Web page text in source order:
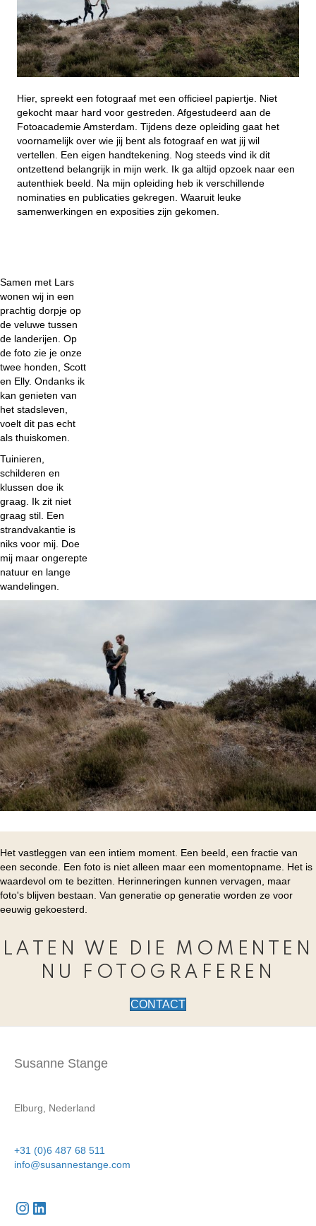
Hier, spreekt een fotograaf met een officieel papiertje. Niet
gekocht maar hard voor gestreden. Afgestudeerd aan de
Fotoacademie Amsterdam. Tijdens deze opleiding gaat het
voornamelijk over wie jij bent als fotograaf en wat jij wil
vertellen. Een eigen handtekening. Nog steeds vind ik dit
ontzettend belangrijk in mijn werk. Ik ga altijd opzoek naar een
autenthiek beeld. Na mijn opleiding heb ik verschillende
nominaties en publicaties gekregen. Waaruit leuke
samenwerkingen en exposities zijn gekomen.
Samen met Lars
wonen wij in een
prachtig dorpje op
de veluwe tussen
de landerijen. Op
de foto zie je onze
twee honden, Scott
en Elly. Ondanks ik
kan genieten van
het stadsleven,
voelt dit pas echt
als thuiskomen.
Tuinieren,
schilderen en
klussen doe ik
graag. Ik zit niet
graag stil. Een
strandvakantie is
niks voor mij. Doe
mij maar ongerepte
natuur en lange
wandelingen.
Het vastleggen van een intiem moment. Een beeld, een fractie van
een seconde. Een foto is niet alleen maar een momentopname. Het is
waardevol om te bezitten. Herinneringen kunnen vervagen, maar
foto's blijven bestaan. Van generatie op generatie worden ze voor
eeuwig gekoesterd.
LATEN WE DIE MOMENTEN
NU FOTOGRAFEREN
CONTACT
Susanne Stange
Elburg, Nederland
+31 (0)6 487 68 511
info@susannestange.com
Instagram
LinkedIn